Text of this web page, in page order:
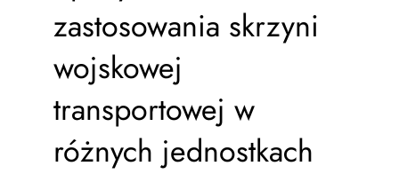
zastosowania skrzyni
wojskowej
transportowej w
różnych jednostkach